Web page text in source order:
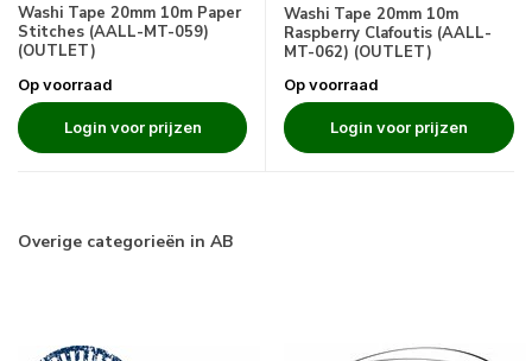
Washi Tape 20mm 10m Paper
Stitches (AALL-MT-059)
(OUTLET)
Op voorraad
Login voor prijzen
Washi Tape 20mm 10m
Raspberry Clafoutis (AALL-
MT-062) (OUTLET)
Op voorraad
Login voor prijzen
Overige categorieën in AB